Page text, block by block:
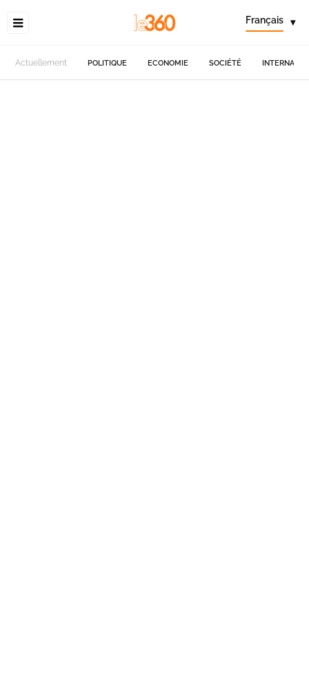
Français ▾
Actuellement POLITIQUE ECONOMIE SOCIÉTÉ